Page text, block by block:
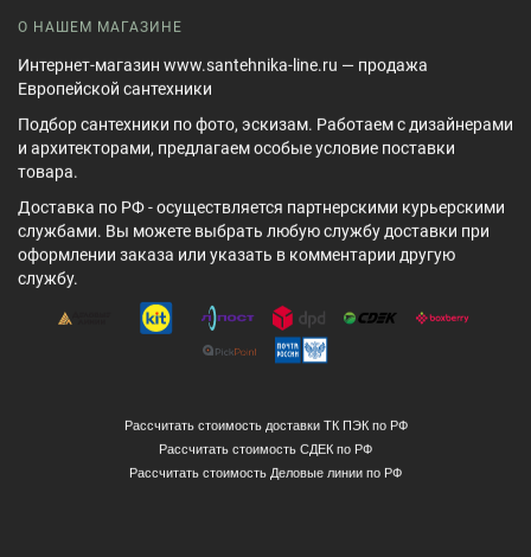
О НАШЕМ МАГАЗИНЕ
Интернет-магазин www.santehnika-line.ru — продажа
Европейской сантехники
Подбор сантехники по фото, эскизам. Работаем с дизайнерами
и архитекторами, предлагаем особые условие поставки
товара.
Доставка по РФ - осуществляется партнерскими курьерскими
службами. Вы можете выбрать любую службу доставки при
оформлении заказа или указать в комментарии другую
службу.
Рассчитать стоимость доставки ТК ПЭК по РФ
Рассчитать стоимость СДЕК по РФ
Рассчитать стоимость Деловые линии по РФ